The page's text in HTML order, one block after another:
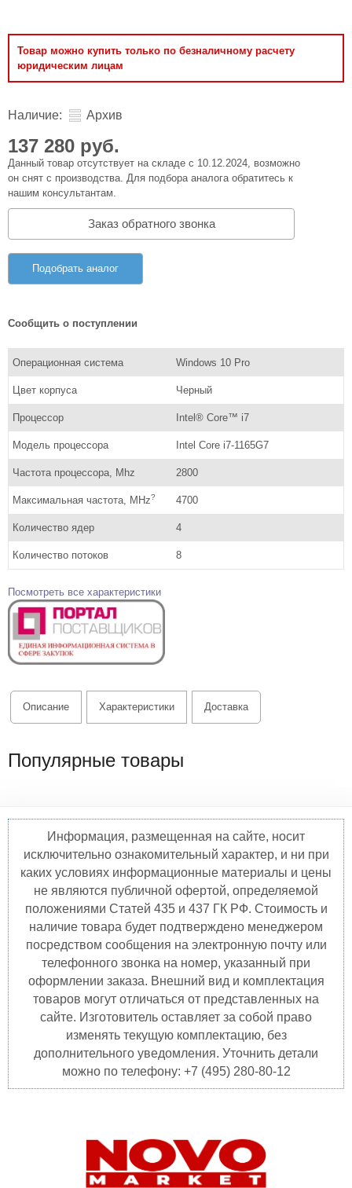
Товар можно купить только по безналичному расчету
юридическим лицам
Наличие: Архив
137 280 руб.
Данный товар отсутствует на складе с 10.12.2024, возможно
он снят с производства. Для подбора аналога обратитесь к
нашим консультантам.
Заказ обратного звонка
Подобрать аналог
Сообщить о поступлении
Операционная система Windows 10 Pro
Цвет корпуса Черный
Процессор Intel® Core™ i7
Модель процессора Intel Core i7-1165G7
Частота процессора, Mhz 2800
Максимальная частота, MHz? 4700
Количество ядер 4
Количество потоков 8
Посмотреть все характеристики
Описание Характеристики Доставка
Популярные товары
Информация, размещенная на сайте, носит
исключительно ознакомительный характер, и ни при
каких условиях информационные материалы и цены
не являются публичной офертой, определяемой
положениями Статей 435 и 437 ГК РФ. Стоимость и
наличие товара будет подтверждено менеджером
посредством сообщения на электронную почту или
телефонного звонка на номер, указанный при
оформлении заказа. Внешний вид и комплектация
товаров могут отличаться от представленных на
сайте. Изготовитель оставляет за собой право
изменять текущую комплектацию, без
дополнительного уведомления. Уточнить детали
можно по телефону: +7 (495) 280-80-12